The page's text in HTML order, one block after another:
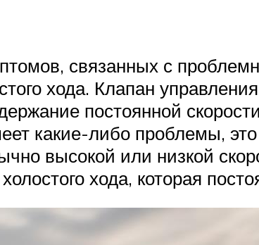
связанных с
хода. Клапан
постоянной
какие-либо проблемы,
высокой или низкой
хода, которая